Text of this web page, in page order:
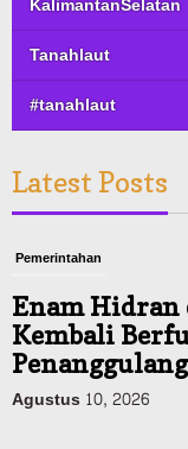
Tanahlaut
#tanahlaut
Latest Posts
Pemerintahan
Enam
Kembali
Agustus 10, 2026